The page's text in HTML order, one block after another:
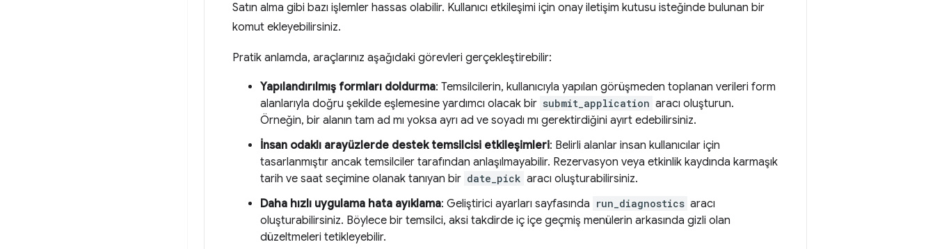
Satın alma gibi bazı işlemler hassas olabilir. Kullanıcı etkileşimi için onay iletişim kutusu isteğinde bulunan bir
komut ekleyebilirsiniz.
Pratik anlamda, araçlarınız aşağıdaki görevleri gerçekleştirebilir:
Yapılandırılmış formları doldurma: Temsilcilerin, kullanıcıyla yapılan görüşmeden toplanan verileri form
alanlarıyla doğru şekilde eşlemesine yardımcı olacak bir submit_application aracı oluşturun.
Örneğin, bir alanın tam ad mı yoksa ayrı ad ve soyadı mı gerektirdiğini ayırt edebilirsiniz.
İnsan odaklı arayüzlerde destek temsilcisi etkileşimleri: Belirli alanlar insan kullanıcılar için
tasarlanmıştır ancak temsilciler tarafından anlaşılmayabilir. Rezervasyon veya etkinlik kaydında karmaşık
tarih ve saat seçimine olanak tanıyan bir date_pick aracı oluşturabilirsiniz.
Daha hızlı uygulama hata ayıklama: Geliştirici ayarları sayfasında run_diagnostics aracı
oluşturabilirsiniz. Böylece bir temsilci, aksi takdirde iç içe geçmiş menülerin arkasında gizli olan
düzeltmeleri tetikleyebilir.